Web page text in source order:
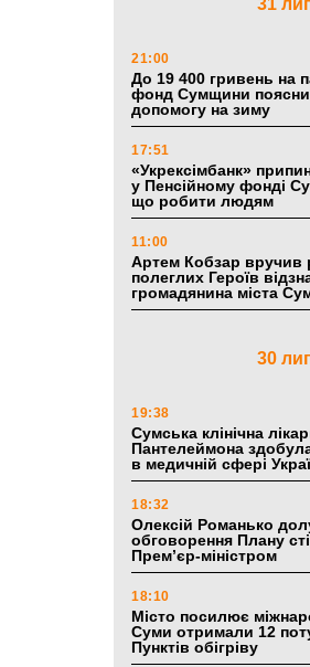
31
21:00
До 19 400 гривень на
фонд Сумщини
допомогу на зиму
17:51
«Укрексімбанк»
у Пенсійному фонді
що робити людям
11:00
Артем Кобзар вручив
полеглих Героїв
громадянина міста
30
19:38
Сумська клінічна
Пантелеймона
в медичній сфері
18:32
Олексій Романько
обговорення Плану
Прем’єр-міністром
18:10
Місто посилює
Суми отримали 12
Пунктів обігріву